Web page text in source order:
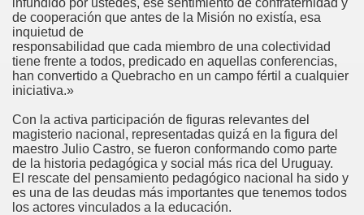
infundido por ustedes, ese sentimiento de confraternidad y
de cooperación que antes de la Misión no existía, esa
inquietud de
responsabilidad que cada miembro de una colectividad
tiene frente a todos, predicado en aquellas conferencias,
han convertido a Quebracho en un campo fértil a cualquier
iniciativa.»
Con la activa participación de figuras relevantes del
magisterio nacional, representadas quizá en la figura del
maestro Julio Castro, se fueron conformando como parte
de la historia pedagógica y social más rica del Uruguay.
El rescate del pensamiento pedagógico nacional ha sido y
es una de las deudas más importantes que tenemos todos
los actores vinculados a la educación.